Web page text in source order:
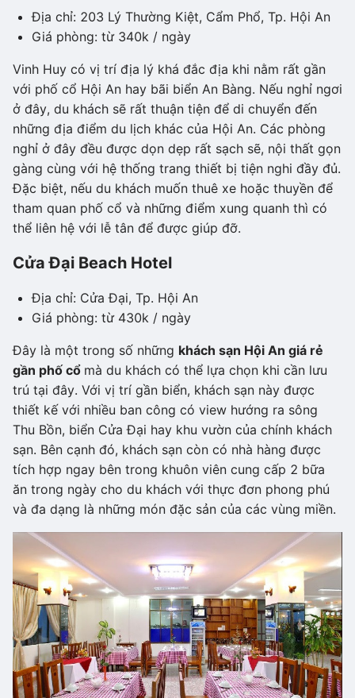
Địa chỉ: 203 Lý Thường Kiệt, Cẩm Phổ, Tp. Hội An
Giá phòng: từ 340k / ngày
Vinh Huy có vị trí địa lý khá đắc địa khi nằm rất gần
với phố cổ Hội An hay bãi biển An Bàng. Nếu nghỉ ngơi
ở đây, du khách sẽ rất thuận tiện để di chuyển đến
những địa điểm du lịch khác của Hội An. Các phòng
nghỉ ở đây đều được dọn dẹp rất sạch sẽ, nội thất gọn
gàng cùng với hệ thống trang thiết bị tiện nghi đầy đủ.
Đặc biệt, nếu du khách muốn thuê xe hoặc thuyền để
tham quan phố cổ và những điểm xung quanh thì có
thể liên hệ với lễ tân để được giúp đỡ.
Cửa Đại Beach Hotel
Địa chỉ: Cửa Đại, Tp. Hội An
Giá phòng: từ 430k / ngày
Đây là một trong số những khách sạn Hội An giá rẻ
gần phố cổ mà du khách có thể lựa chọn khi cần lưu
trú tại đây. Với vị trí gần biển, khách sạn này được
thiết kế với nhiều ban công có view hướng ra sông
Thu Bồn, biển Cửa Đại hay khu vườn của chính khách
sạn. Bên cạnh đó, khách sạn còn có nhà hàng được
tích hợp ngay bên trong khuôn viên cung cấp 2 bữa
ăn trong ngày cho du khách với thực đơn phong phú
và đa dạng là những món đặc sản của các vùng miền.